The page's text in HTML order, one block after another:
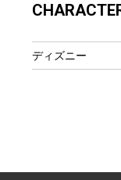
フィットネス
アクセサリー
ディズニー